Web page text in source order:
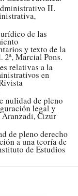
II.
de las
y texto de la
2ª, Marcial Pons.
relativas a la
en
nulidad de pleno
legal y
Cizur
de pleno derecho
a una teoría de
de Estudios